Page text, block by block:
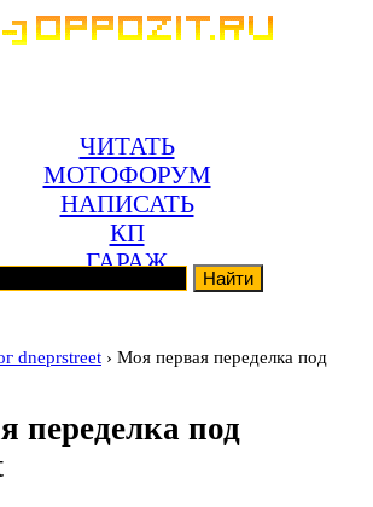
ЧИТАТЬ
МОТОФОРУМ
НАПИСАТЬ
КП
ГАРАЖ
dneprstreet › Моя первая переделка под
переделка под